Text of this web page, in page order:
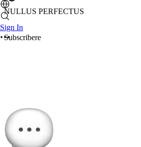
Sign In
NULLUS PERFECTUS
Subscribere